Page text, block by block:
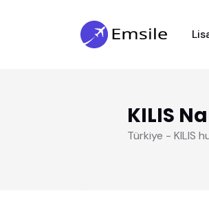
KILIS
Türkiye - KILIS